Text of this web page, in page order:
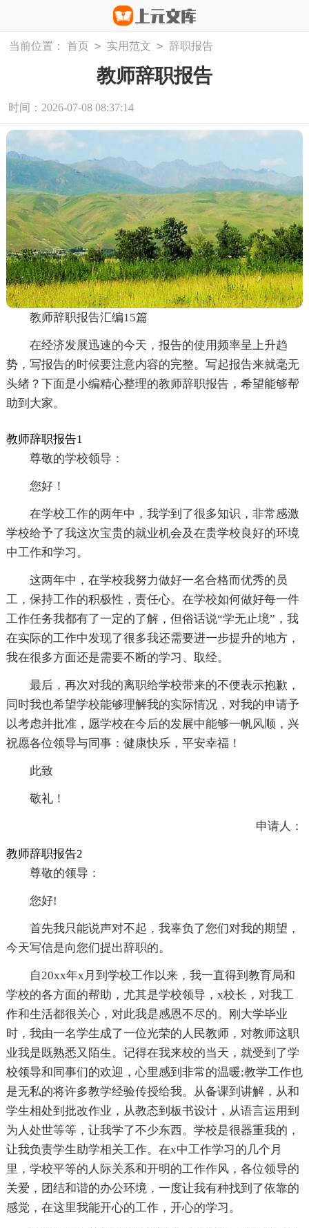
当前位置： 首页 > 实用范文 > 辞职报告
教师辞职报告
时间：2026-07-08 08:37:14
教师辞职报告汇编15篇
在经济发展迅速的今天，报告的使用频率呈上升趋
势，写报告的时候要注意内容的完整。写起报告来就毫无
头绪？下面是小编精心整理的教师辞职报告，希望能够帮
助到大家。
教师辞职报告1
尊敬的学校领导：
您好！
在学校工作的两年中，我学到了很多知识，非常感激
学校给予了我这次宝贵的就业机会及在贵学校良好的环境
中工作和学习。
这两年中，在学校我努力做好一名合格而优秀的员
工，保持工作的积极性，责任心。在学校如何做好每一件
工作任务我都有了一定的了解，但俗话说“学无止境”，我
在实际的工作中发现了很多我还需要进一步提升的地方，
我在很多方面还是需要不断的学习、取经。
最后，再次对我的离职给学校带来的不便表示抱歉，
同时我也希望学校能够理解我的实际情况，对我的申请予
以考虑并批准，愿学校在今后的发展中能够一帆风顺，兴
祝愿各位领导与同事：健康快乐，平安幸福！
此致
敬礼！
申请人：
教师辞职报告2
尊敬的领导：
您好!
首先我只能说声对不起，我辜负了您们对我的期望，
今天写信是向您们提出辞职的。
自20xx年x月到学校工作以来，我一直得到教育局和
学校的各方面的帮助，尤其是学校领导，x校长，对我工
作和生活都很关心，对此我是感恩不尽的。刚大学毕业
时，我由一名学生成了一位光荣的人民教师，对教师这职
业我是既熟悉又陌生。记得在我来校的当天，就受到了学
校领导和同事们的欢迎，心里感到非常的温暖;教学工作也
是无私的将许多教学经验传授给我。从备课到讲解，从和
学生相处到批改作业，从教态到板书设计，从语言运用到
为人处世等等，让我学了不少东西。学校是很器重我的，
让我负责学生助学相关工作。在x中工作学习的几个月
里，学校平等的人际关系和开明的工作作风，各位领导的
关爱，团结和谐的办公环境，一度让我有种找到了依靠的
感觉，在这里我能开心的工作，开心的学习。